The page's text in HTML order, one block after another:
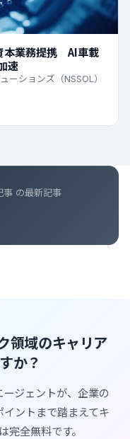
本業務提携 AI車載
速
ーションズ（NSSOL）
事 の最新記事
領域のキャリア
か？
ジェントが、企業の
ントまで踏まえてキ
完全無料です。